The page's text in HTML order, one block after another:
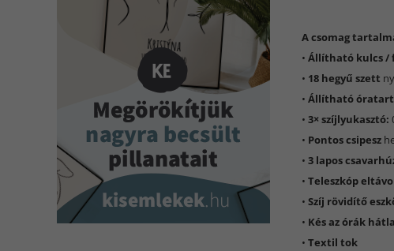
A csomag
• Állítható kulcs /
• 18 hegyű szett
• Állítható
• 3× szíjlyukasztó:
• Pontos csipesz
• 3 lapos
• Teleszkóp
• Szíj rövidítő
• Kés az órák
• Textil tok